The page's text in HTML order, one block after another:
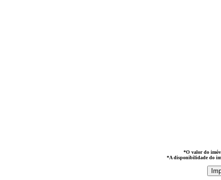
*O valor do
*A disponibilidade do